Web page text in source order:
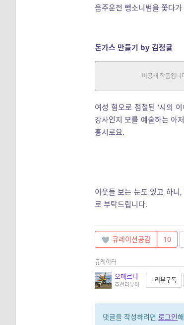
음주운전 뺑소니범을 쫓다
돈가스 만들기 by 김청귤
돈가스 만들기
판타지, 일반
여성 혐오로 점철된 ‘시의
강사인지 모를 예술하는 아
흥시로요.
이웃들 보는 눈도 있고 하니
로 부탁드립니다.
큐레이션공감 10
큐레이터
오메르타
추천리뷰어
+리뷰구독
댓글을 작성하려면 로그인